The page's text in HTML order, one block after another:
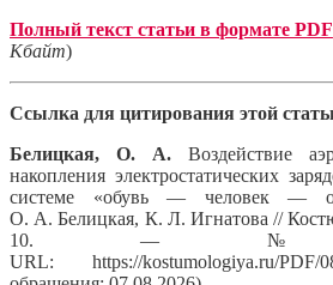
Полный текст статьи в формате PDF
Кбайт)
Ссылка для цитирования этой
Белицкая, О. А. Воздействие
накопления электростатических
системе «обувь — человек —
О. А. Белицкая, К. Л. Игнатова //
10. —
URL: https://kostumologiya.ru/